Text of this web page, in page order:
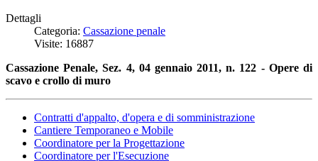
Dettagli
Categoria: Cassazione penale
Visite: 16887
Cassazione Penale, Sez. 4, 04 gennaio 2011, n. 122 - Opere di
scavo e crollo di muro
Contratti d'appalto, d'opera e di somministrazione
Cantiere Temporaneo e Mobile
Coordinatore per la Progettazione
Coordinatore per l'Esecuzione